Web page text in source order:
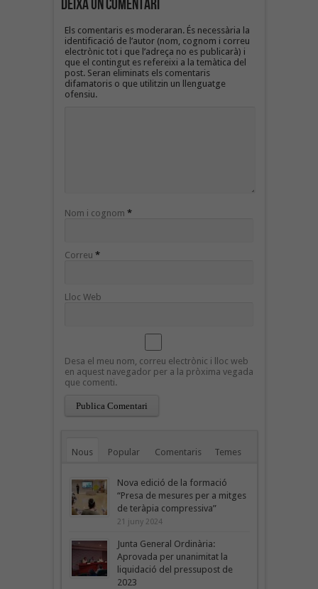
Deixa un Comentari
Els comentaris es moderaran. És necessària la
identificació de l’autor (nom, cognom i correu
electrònic tot i que l’adreça no es publicarà) i
que el contingut es refereixi a la temàtica del
post. Seran eliminats els comentaris
difamatoris o que utilitzin un llenguatge
ofensiu.
Nom i cognom *
Correu *
Lloc Web
Desa el meu nom, correu electrònic i lloc web
en aquest navegador per a la pròxima vegada
que comenti.
Nous Popular Comentaris Temes
Nova edició de la formació
“Presa de mesures per a mitges
de teràpia compressiva”
21 juny 2024
Junta General Ordinària:
Aprovada per unanimitat la
liquidació del pressupost de
2023